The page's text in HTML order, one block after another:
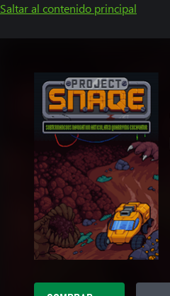
Saltar al contenido principal